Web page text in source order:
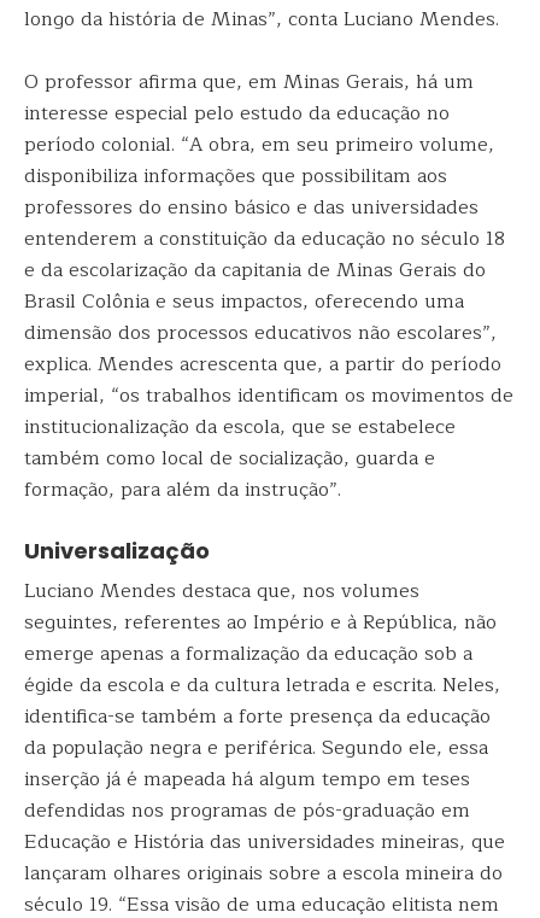
longo da história de Minas”, conta Luciano Mendes.
O professor afirma que, em Minas Gerais, há um
interesse especial pelo estudo da educação no
período colonial. “A obra, em seu primeiro volume,
disponibiliza informações que possibilitam aos
professores do ensino básico e das universidades
entenderem a constituição da educação no século 18
e da escolarização da capitania de Minas Gerais do
Brasil Colônia e seus impactos, oferecendo uma
dimensão dos processos educativos não escolares”,
explica. Mendes acrescenta que, a partir do período
imperial, “os trabalhos identificam os movimentos de
institucionalização da escola, que se estabelece
também como local de socialização, guarda e
formação, para além da instrução”.
Universalização
Luciano Mendes destaca que, nos volumes
seguintes, referentes ao Império e à República, não
emerge apenas a formalização da educação sob a
égide da escola e da cultura letrada e escrita. Neles,
identifica-se também a forte presença da educação
da população negra e periférica. Segundo ele, essa
inserção já é mapeada há algum tempo em teses
defendidas nos programas de pós-graduação em
Educação e História das universidades mineiras, que
lançaram olhares originais sobre a escola mineira do
século 19. “Essa visão de uma educação elitista nem